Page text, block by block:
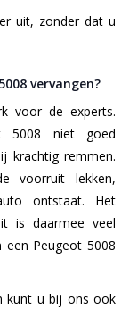
uit, zonder dat u
vervangen?
voor de experts.
5008 niet goed
krachtig remmen.
voorruit lekken,
ontstaat. Het
is daarmee veel
een Peugeot 5008
kunt u bij ons ook